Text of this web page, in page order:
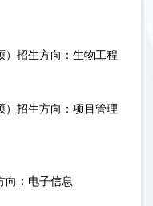
招生方向：生物工程
招生方向：项目管理
：电子信息